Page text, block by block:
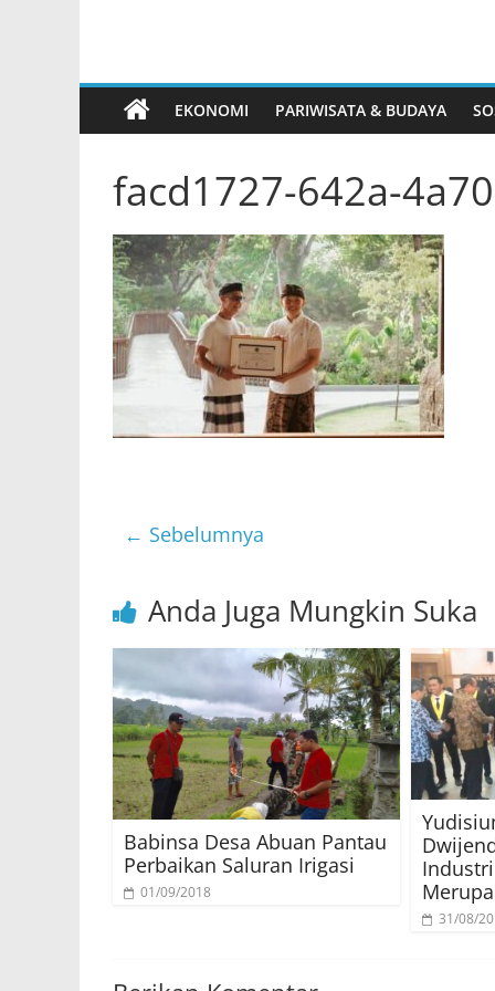
EKONOMI PARIWISATA & BUDAYA
facd1727-642a-
← Sebelumnya
Anda Juga Mungkin Suka
Babinsa Desa Abuan Pantau
Perbaikan Saluran Irigasi
01/09/2018
31/08/